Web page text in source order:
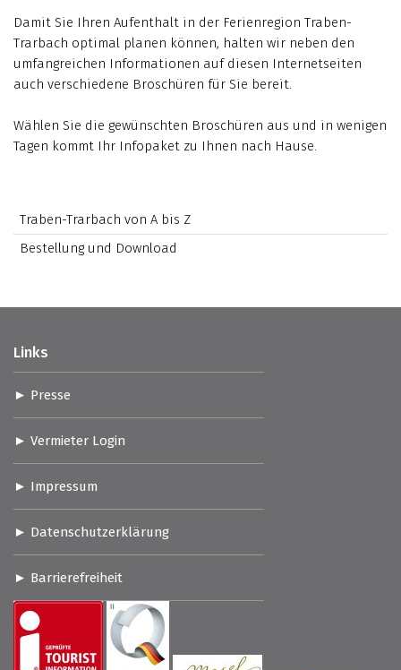
Damit Sie Ihren Aufenthalt in der Ferienregion Traben-
Trarbach optimal planen können, halten wir neben den
umfangreichen Informationen auf diesen Internetseiten
auch verschiedene Broschüren für Sie bereit.
Wählen Sie die gewünschten Broschüren aus und in wenigen
Tagen kommt Ihr Infopaket zu Ihnen nach Hause.
Traben-Trarbach von A bis Z
Bestellung und Download
Links
Presse
Vermieter Login
Impressum
Datenschutzerklärung
Barrierefreiheit